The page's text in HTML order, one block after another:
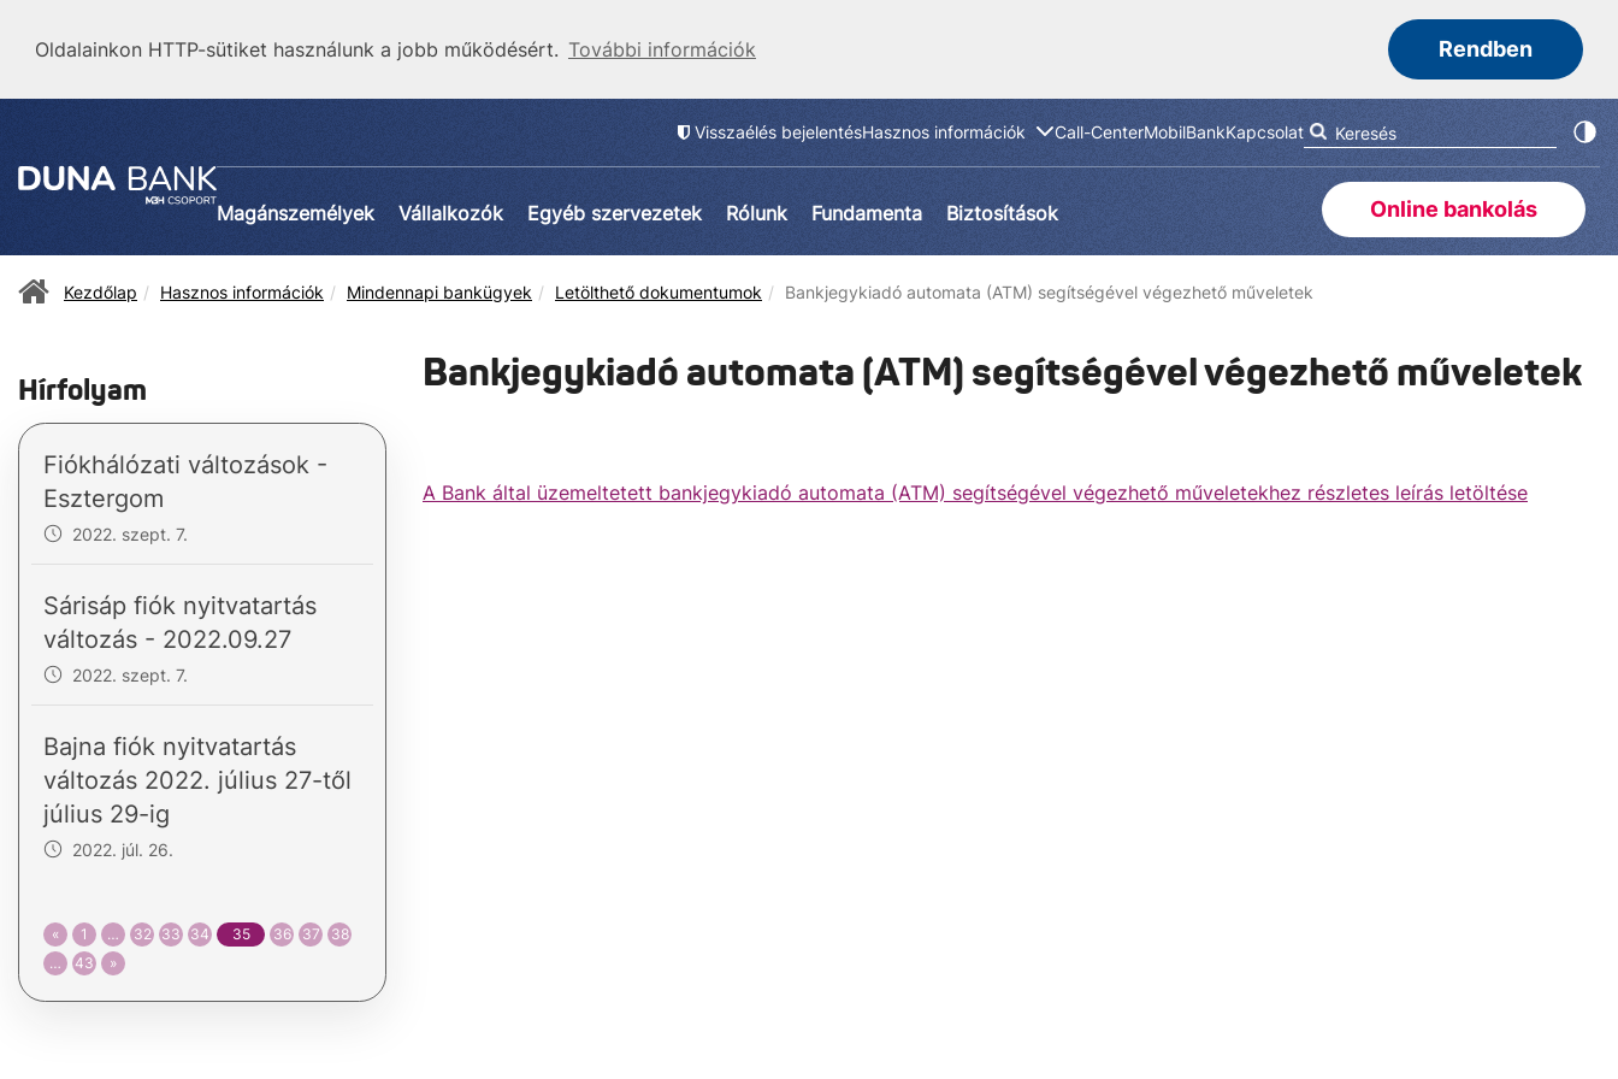
Oldalainkon HTTP-sütiket használunk a jobb működésért. További információk Rendben
Visszaélés bejelentésHasznos információk Call-CenterMobilBankKapcsolat
Magánszemélyek Vállalkozók Egyéb szervezetek Rólunk Fundamenta Biztosítások Online bankolás
Kezdőlap Hasznos információk Mindennapi bankügyek Letölthető dokumentumok Bankjegykiadó automata (ATM) segítségével végezhető műveletek
Bankjegykiadó automata (ATM) segítségével végezhető műveletek
A Bank által üzemeltetett bankjegykiadó automata (ATM) segítségével végezhető műveletekhez részletes leírás letöltése
Hírfolyam
Fiókhálózati változások -
Esztergom
2022. szept. 7.
Sárisáp fiók nyitvatartás
változás - 2022.09.27
2022. szept. 7.
Bajna fiók nyitvatartás
változás 2022. július 27-től
július 29-ig
2022. júl. 26.
« 1 … 32 33 34 35 36 37
38
…
43 »